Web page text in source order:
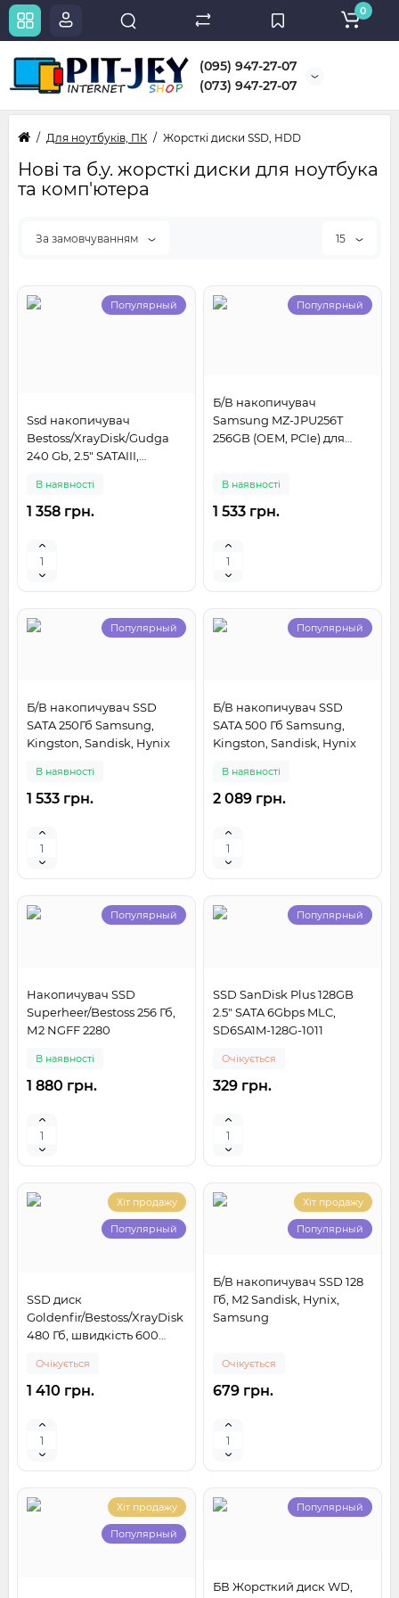
(095) 947-27-07
(073) 947-27-07
0
Для ноутбуків, ПК Жорсткі диски SSD, HDD
Нові та б.у. жорсткі диски для ноутбука
та комп'ютера
За замовчуванням 15
Популярный
Ssd накопичувач
Bestoss/XrayDisk/Gudga
240 Gb, 2.5" SATAIII,
В наявності
1 358 грн.
Популярный
Б/В накопичувач
Samsung MZ-JPU256T
256GB (OEM, PCIe) для
В наявності
1 533 грн.
Популярный
Б/В накопичувач SSD
SATA 250Гб Samsung,
Kingston, Sandisk, Hynix
В наявності
1 533 грн.
Популярный
Б/В накопичувач SSD
SATA 500 Гб Samsung,
Kingston, Sandisk, Hynix
В наявності
2 089 грн.
Популярный
Накопичувач SSD
Superheer/Bestoss 256 Гб,
М2 NGFF 2280
В наявності
1 880 грн.
Популярный
SSD SanDisk Plus 128GB
2.5" SATA 6Gbps MLC,
SD6SA1M-128G-1011
Очікується
329 грн.
Хіт продажу
Популярный
SSD диск
Goldenfir/Bestoss/XrayDisk
480 Гб, швидкість 600
Очікується
1 410 грн.
Хіт продажу
Популярный
Б/В накопичувач SSD 128
Гб, M2 Sandisk, Hynix,
Samsung
Очікується
679 грн.
Хіт продажу
Популярный
Популярный
БВ Жорсткий диск WD,